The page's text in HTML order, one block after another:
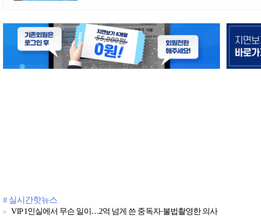
# 실시간핫뉴스
VIP 1인실에서 무슨 일이…2억 넘게 쓴 중독자·불법촬영한 의사